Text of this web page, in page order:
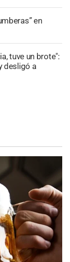
en
tuve un brote":
desligó a